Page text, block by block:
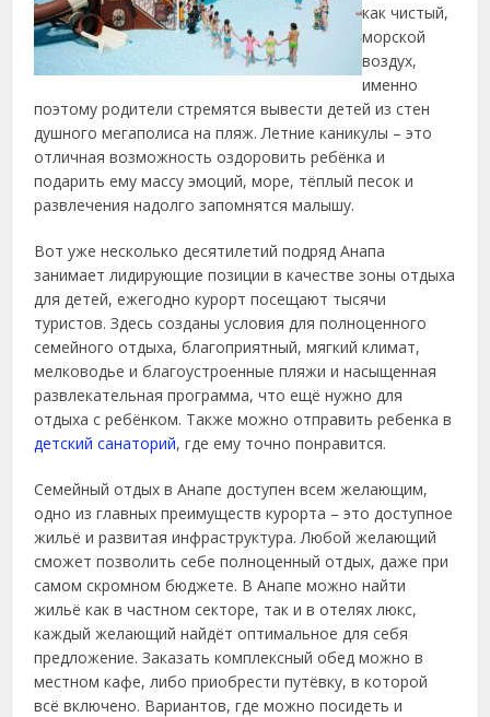
как чистый,
морской
воздух,
именно
поэтому родители стремятся вывести детей из стен
душного мегаполиса на пляж.Летние каникулы – это
отличная возможность оздоровить ребёнка и
подарить ему массу эмоций, море, тёплый песок и
развлечения надолго запомнятся малышу.
Вот уже несколько десятилетий подряд Анапа
занимает лидирующие позиции в качестве зоны отдыха
для детей, ежегодно курорт посещают тысячи
туристов. Здесь созданы условия для полноценного
семейного отдыха, благоприятный, мягкий климат,
мелководье и благоустроенные пляжи и насыщенная
развлекательная программа, что ещё нужно для
отдыха с ребёнком. Также можно отправить ребенка в
детский санаторий, где ему точно понравится.
Семейный отдых в Анапе доступен всем желающим,
одно из главных преимуществ курорта – это доступное
жильё и развитая инфраструктура. Любой желающий
сможет позволить себе полноценный отдых, даже при
самом скромном бюджете. В Анапе можно найти
жильё как в частном секторе, так и в отелях люкс,
каждый желающий найдёт оптимальное для себя
предложение. Заказать комплексный обед можно в
местном кафе, либо приобрести путёвку, в которой
всё включено. Вариантов, где можно посидеть и